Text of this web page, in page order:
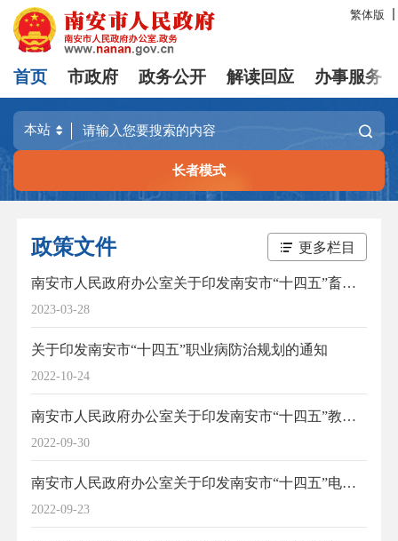
繁体版
首页 市政府 政务公开 解读回应 办事服务
长者模式
政策文件 更多栏目
2023-03-28
南安市人民政府办公室关于印发南安市“十四五”畜牧业发展规划的通知
2022-10-24
关于印发南安市“十四五”职业病防治规划的通知
2022-09-30
南安市人民政府办公室关于印发南安市“十四五”教育发展专项规划的通知
2022-09-23
南安市人民政府办公室关于印发南安市“十四五”电动汽车充电基础设施专项规划的通知